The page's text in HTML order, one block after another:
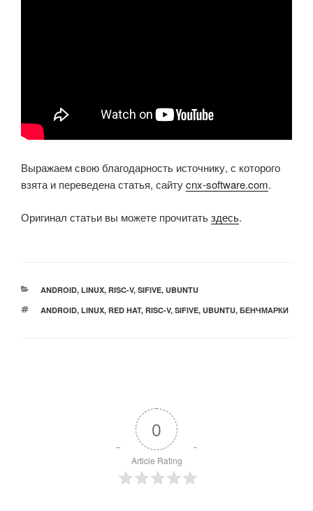
Выражаем свою благодарность источнику, с которого
взята и переведена статья, сайтуcnx-software.com.
Оригинал статьи вы можете прочитатьздесь.
РУБРИКИ
ANDROID, LINUX, RISC-V, SIFIVE, UBUNTU
МЕТКИ
ANDROID, LINUX, RED HAT, RISC-V, SIFIVE, UBUNTU, БЕНЧМАРКИ
0
Article Rating